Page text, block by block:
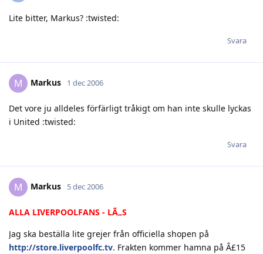
Lite bitter, Markus? :twisted:
Svara
M Markus 1 dec 2006
Det vore ju alldeles förfärligt tråkigt om han inte skulle lyckas
i United :twisted:
Svara
M Markus 5 dec 2006
ALLA LIVERPOOLFANS - LÃ„S
Jag ska beställa lite grejer från officiella shopen på
http://store.liverpoolfc.tv. Frakten kommer hamna på Â£15